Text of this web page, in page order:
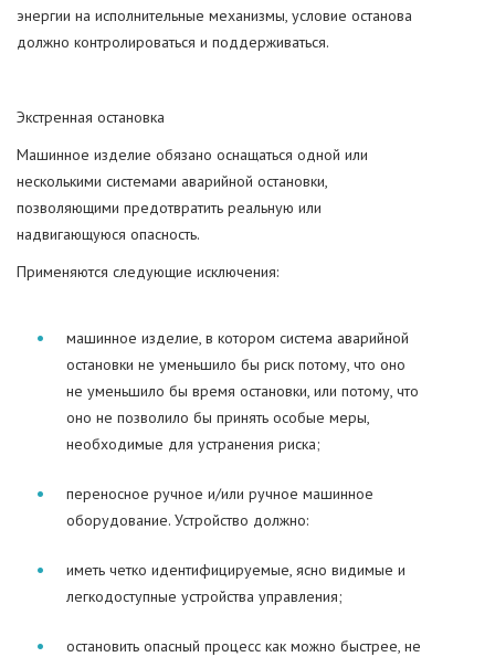
энергии на исполнительные механизмы, условие останова
должно контролироваться и поддерживаться.
Экстренная остановка
Машинное изделие обязано оснащаться одной или
несколькими системами аварийной остановки,
позволяющими предотвратить реальную или
надвигающуюся опасность.
Применяются следующие исключения:
машинное изделие, в котором система аварийной
остановки не уменьшило бы риск потому, что оно
не уменьшило бы время остановки, или потому, что
оно не позволило бы принять особые меры,
необходимые для устранения риска;
переносное ручное и/или ручное машинное
оборудование. Устройство должно:
иметь четко идентифицируемые, ясно видимые и
легкодоступные устройства управления;
остановить опасный процесс как можно быстрее, не